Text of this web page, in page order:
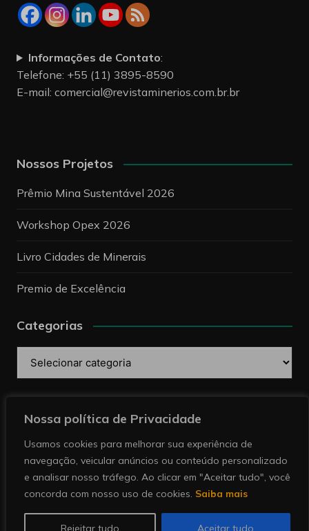
Nossa política de Privacidade
Usamos cookies para melhorar sua experiência de
navegação, veicular anúncios ou conteúdo personalizado
e analisar nosso tráfego. Ao clicar em "Aceitar tudo", você
concorda com nosso uso de cookies. Saiba mais
Rejeitar tudo Aceitar tudo
Informações de Contato:
Telefone: +55 (11) 3895-8590
E-mail: comercial@revistaminerios.com.br.br
Nossos Projetos
Prêmio Mina Sustentável 2026
Workshop Opex 2026
Livro Cidades de Minerais
Premio de Excelência
Categorias
mineração. Todos direitos reservados.